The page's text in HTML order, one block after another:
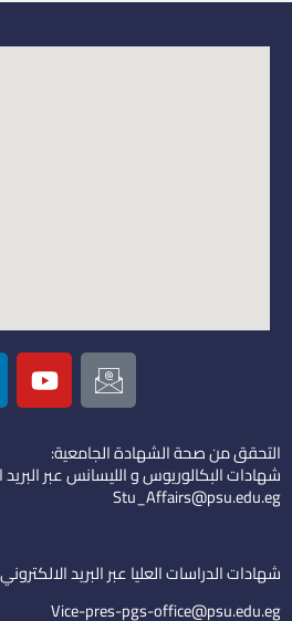
I
c
o
n
-
e
i
l
Y
o
u
u
b
التحقق من صحة الشهادة الجامعية:
شهادات البكالوريوس و الليسانس عبر البريد
Stu_Affairs@psu.edu.eg
شهادات الدراسات العليا عبر البريد
Vice-pres-pgs-office@psu.edu.eg